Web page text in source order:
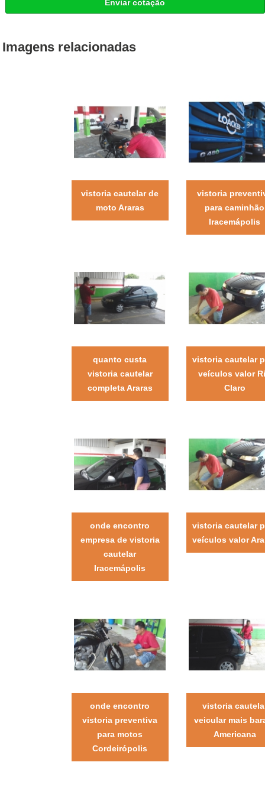
Enviar cotação
Imagens relacionadas
vistoria cautelar de
moto Araras
vistoria
para caminhão
Iracemápolis
quanto custa
vistoria cautelar
completa Araras
vistoria cautelar
veículos valor
Claro
onde encontro
empresa de vistoria
cautelar
Iracemápolis
vistoria cautelar
veículos valor
onde encontro
vistoria preventiva
para motos
Cordeirópolis
vistoria
veicular mais
Americana